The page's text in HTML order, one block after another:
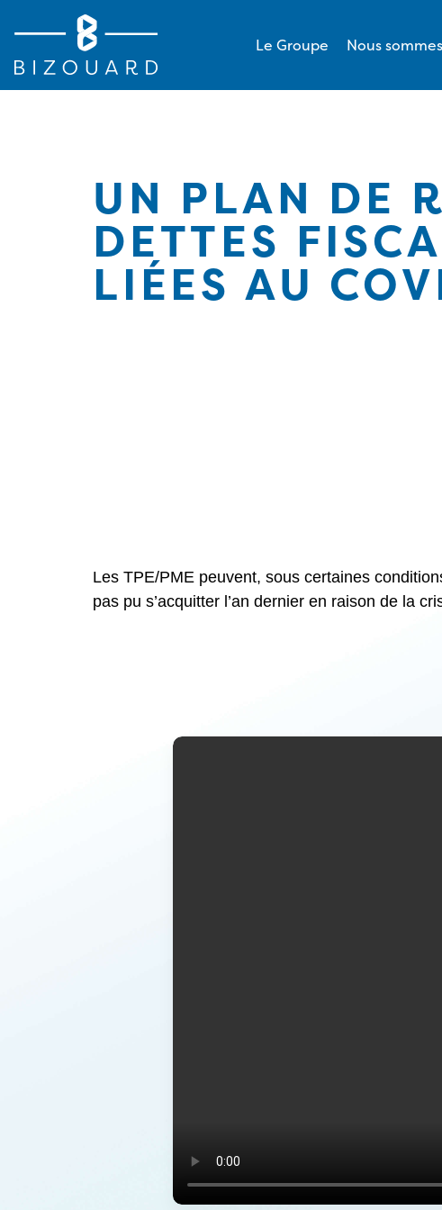
Le Groupe Nous sommes
UN PLAN DE
DETTES
LIÉES AU
Les TPE/PME peuvent, sous certaines
pas pu s’acquitter l’an dernier en raison de la